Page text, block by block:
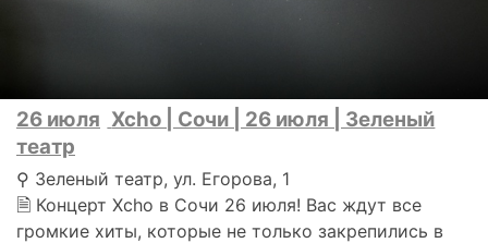
26 июля Xcho | Сочи | 26 июля | Зеленый
театр
⚲ Зеленый театр, ул. Егорова, 1
🗎 Концерт Xcho в Сочи 26 июля! Вас ждут все
громкие хиты, которые не только закрепились в